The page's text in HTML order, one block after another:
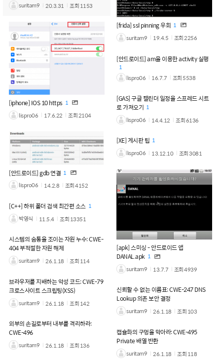
suritam9
20.3.31 조회1153
[frida] ssl pinning 우회 1
suritam9
19.4.5 조회2256
[iphone] IOS 10 https 1
lispro06
17.6.22 조회2104
[안드로이드] am을 이용한 activity 실행
1
lispro06
16.7.7 조회5538
[GAS] 구글 캘린더 일정을 스프레드 시트
로 가져오기 1
lispro06
14.4.12 조회6136
[안드로이드] gdb 연결 1
lispro06
14.2.8 조회4152
[XE] 게시판 팁 1
lispro06
13.12.10 조회3081
[apk] 스미싱 - 안드로이드 앱
DANAL.apk 1
suritam9
13.7.7 조회4939
[C++] 하위 폴더 검색 최간편 소스 1
박영식
11.5.4 조회13351
시스템의 숨통을 조이는 자원 누수: CWE-
404 부적절한 자원 해제
suritam9 26.1.18 조회114
브라우저를 지배하는 악성 코드: CWE-79
크로스사이트 스크립팅(XSS)
suritam9 26.1.18 조회142
신뢰할 수 없는 이름표: CWE-247 DNS
Lookup 의존 보안 결정
suritam9 26.1.18 조회103
외부의 손길로부터 내부를 격리하라:
CWE-496
suritam9 26.1.18 조회136
캡슐화의 구멍을 막아라: CWE-495
Private 배열 반환
suritam9 26.1.18 조회118